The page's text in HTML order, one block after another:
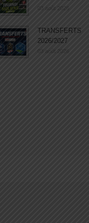
03 août 2026
TRANSFERTS
2026/2027
03 août 2026